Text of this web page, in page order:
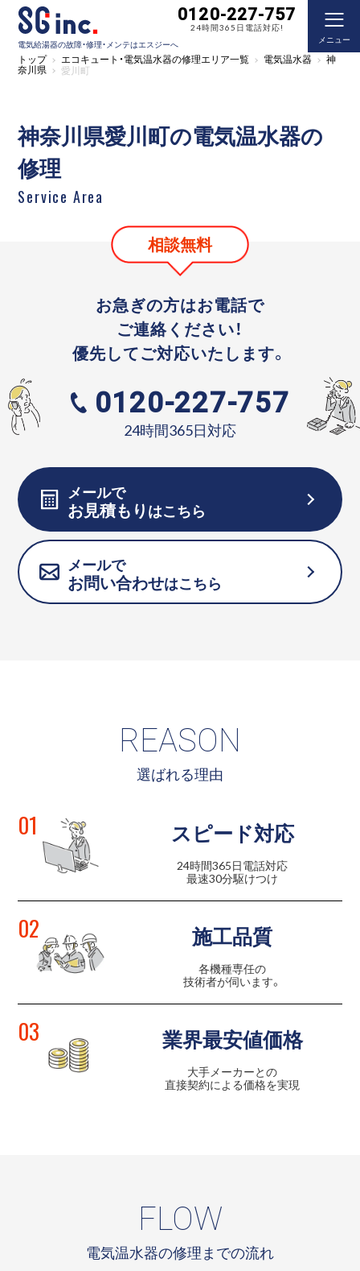
電気給湯器の故障・修理・メンテはエスジーへ
0120-227-757
24時間365日電話対応!
メニュー
トップ エコキュート・電気温水器の修理エリア一覧 電気温水器 神
奈川県 愛川町
神奈川県愛川町の電気温水器の
修理
Service Area
相談無料
お急ぎの方はお電話で
ご連絡ください！
優先してご対応いたします。
0120-227-757
24時間365日対応
メールで
お見積もりはこちら
メールで
お問い合わせはこちら
REASON
選ばれる理由
01 スピード対応
24時間365日電話対応
最速30分駆けつけ
02 施工品質
各機種専任の
技術者が伺います。
03 業界最安値価格
大手メーカーとの
直接契約による価格を実現
FLOW
電気温水器の修理までの流れ